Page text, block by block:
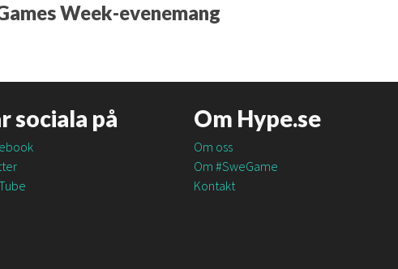
Week-evenemang
sociala på Om Hype.se
Om oss
Om #SweGame
Kontakt